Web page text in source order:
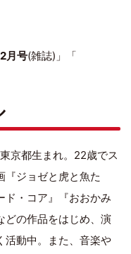
月号(雑誌)」「
京都生まれ。22歳でス
『ジョゼと虎と魚た
ド・コア』『おおかみ
どの作品をはじめ、演
活動中。また、音楽や